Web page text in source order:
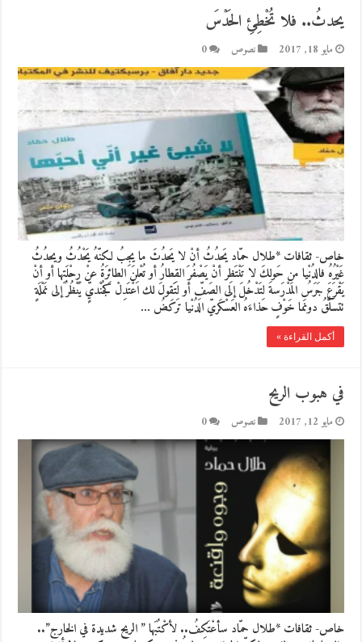
يحدثُ.. فلا تُخْطِئِ الحَدْسَ
مايو 18, 2017 نصوص 0
خاص- ثقافات *طلال حمّاد يَحدُثُ أنْ لا يَحدُثَ ما يجِبُ لكنّهُ يَحْدُثُ ويحدُثُ
غَيْرُهُ فالدُنْيا من حَولِكَ لا تَنْتَظِر أنْ يَصْفُرَ القِطارُ أو تُعْلِنَ الطائِرَةُ عنْ رِحْلَتِها أو أنْ
يَقْرَعَ جَرَسُ المَدْرَسة لِتَدْخُلَ إلى الصَفِّ أو لِتَقولَ لك اعْتَدِلْ كجُنْديٍّ يَنْظُرُ إلى نَمْلَةٍ
تتسلَّقُ دونَما خَوْفٍ حذاءَهُ العَسْكَريّ الدُنْيا تركَضُ …
أكمل القراءة »
في هبوب الريح
مايو 12, 2017 نصوص 0
خاص- ثقافات *طلال حمّاد سأعْتَكِفُ.. لأكْتُبَها ” الريح شديدة في الخارج”..